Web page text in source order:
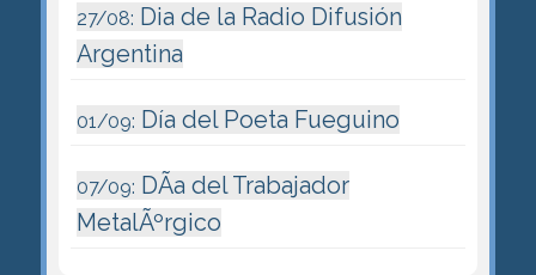
27/08: Dia de la Radio Difusión
Argentina
01/09: Día del Poeta Fueguino
07/09: DÃ­a del Trabajador
MetalÃºrgico